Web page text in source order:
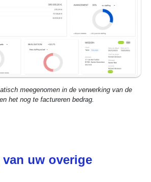
meegenomen in de verwerking van de
het nog te factureren bedrag.
uw overige